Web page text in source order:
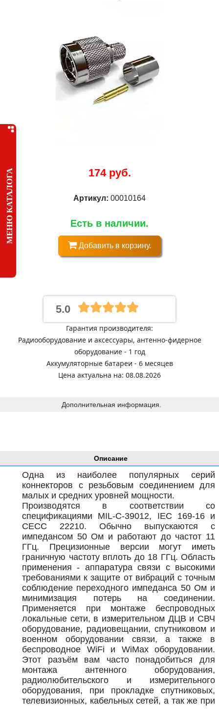
МЕНЮ КАТАЛОГА
Описание
Одна из наиболее популярных серий
коннекторов с резьбовым соединением для
малых и средних уровней мощности.
Производятся в соответствии со
спецификациями MIL-C-39012, IEC 169-16 и
CECC 22210. Обычно выпускаются с
импедансом 50 Ом и работают до частот 11
ГГц. Прецизионные версии могут иметь
граничную частоту вплоть до 18 ГГц. Область
применения - аппаратура связи с высокими
требованиями к защите от вибраций с точным
соблюдение переходного импеданса 50 Ом и
минимизация потерь на соединении.
Применяется при монтаже беспроводных
локальные сети, в измерительном ДЦВ и СВЧ
оборудование, радиовещании, спутниковом и
военном оборудовании связи, а также в
беспроводное WiFi и WiMax оборудовании.
Этот разъём вам часто понадобиться для
монтажа антенного оборудования,
радиолюбительского и измерительного
оборудования, при прокладке спутниковых,
телевизионных, кабельных сетей, а так же при
174 руб.
Артикул: 00010164
Есть в наличии.
Добавить в корзину.
5.0
Гарантия производителя:
Радиооборудование и аксессуары, антенно-фидерное
оборудование - 1 год
Аккумуляторные батареи - 6 месяцев
Цена актуальна на: 08.08.2026
Дополнительная информация.